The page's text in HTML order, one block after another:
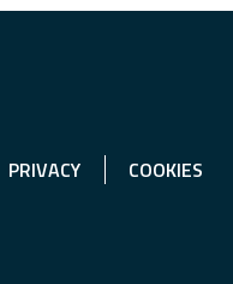
PRIVACY COOKIES